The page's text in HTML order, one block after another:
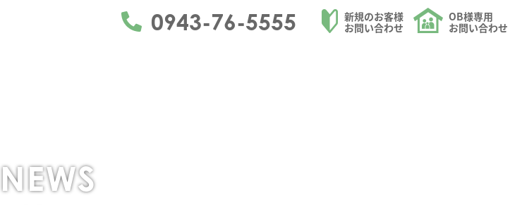
うきは市・久留米市・朝倉市・日田市を中心にリフォームを請け負う大和ハウジングの休館日のお知らせのページ
0943-76-5555
新規のお客様
お問い合わせ
OB様専用
お問い合わせ
NEWS